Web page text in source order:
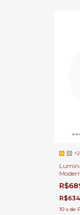
+2
10 x de